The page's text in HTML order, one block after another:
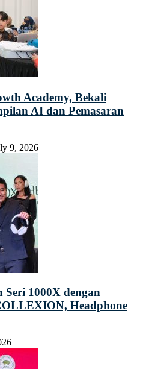
Academy, Bekali
AI dan Pemasaran
9, 2026
Seri 1000X dengan
Headphone